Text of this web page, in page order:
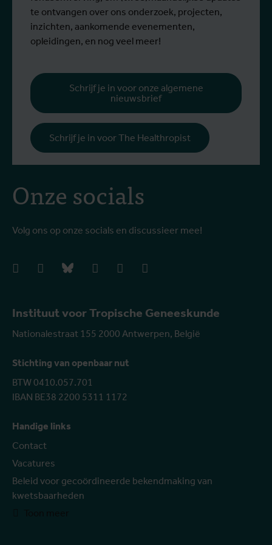
Instituut voor Tropische Geneeskunde
Nationalestraat 155 2000 Antwerpen, België
Stichting van openbaar nut
BTW 0410.057.701
IBAN BE38 2200 5311 1172
Handige links
Contact
Vacatures
Beleid voor gecoördineerde bekendmaking van
kwetsbaarheden
Onze socials
Volg ons op onze socials en discussieer mee!
facebookinstagrambluesky linkedIn youtube
te ontvangen over ons onderzoek, projecten,
inzichten, aankomende evenementen,
opleidingen, en nog veel meer!
Schrijf je in voor onze algemene
nieuwsbrief
Schrijf je in voor The Healthropist